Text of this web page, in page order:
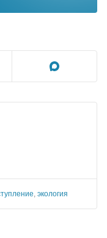
экология